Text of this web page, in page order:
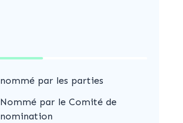
nommé par les parties
Nommé par le Comité de
nomination